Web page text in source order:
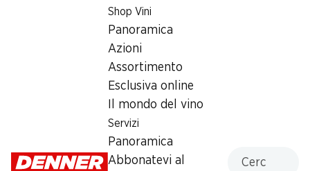
Shop Vini
Panoramica
Azioni
Assortimento
Esclusiva online
Il mondo del vino
Servizi
Panoramica
Abbonatevi al
Orari di apertura